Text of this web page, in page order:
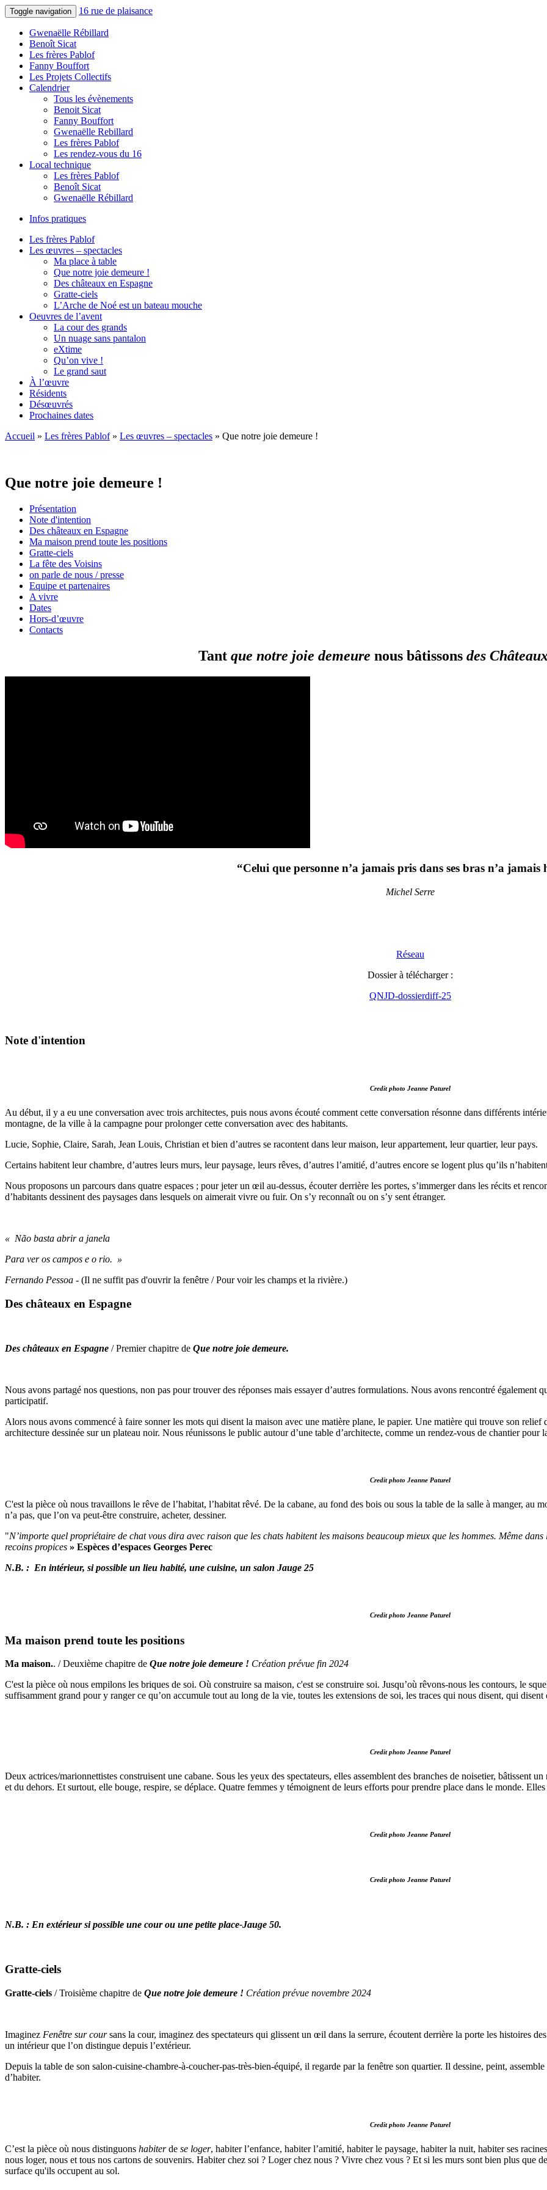
Toggle navigation 16 rue de plaisance
Gwenaëlle Rébillard
Benoît Sicat
Les frères Pablof
Fanny Bouffort
Les Projets Collectifs
Calendrier
Tous les évènements
Benoit Sicat
Fanny Bouffort
Gwenaëlle Rebillard
Les frères Pablof
Les rendez-vous du 16
Local technique
Les frères Pablof
Benoît Sicat
Gwenaëlle Rébillard
Infos pratiques
Les frères Pablof
Les œuvres – spectacles
Ma place à table
Que notre joie demeure !
Des châteaux en Espagne
Gratte-ciels
L’Arche de Noé est un bateau mouche
Oeuvres de l’avent
La cour des grands
Un nuage sans pantalon
eXtime
Qu’on vive !
Le grand saut
À l’œuvre
Résidents
Désœuvrés
Prochaines dates
Accueil » Les frères Pablof» Les œuvres – spectacles » Que notre joie demeure !
Que notre joie demeure !
Présentation
Note d'intention
Des châteaux en Espagne
Ma maison prend toute les positions
Gratte-ciels
La fête des Voisins
on parle de nous / presse
Equipe et partenaires
A vivre
Dates
Hors-d’œuvre
Contacts
Tant que notre joie demeure nous bâtissons des
“Celui que personne n’a jamais pris dans ses bras n’a jamais
Michel Serre
Réseau
Dos­sier à télé­char­ger :
QNJD-dos­sier­diff-25
Note d'intention
Credit photo Jeanne Paturel
Au début, il y a eu une conversation avec trois architectes, puis nous avons écouté comment cette conversation résonne dans différents
montagne, de la ville à la campagne pour prolonger cette conversation avec des habitants.
Lucie, Sophie, Claire, Sarah, Jean Louis, Christian et bien d’autres se racontent dans leur maison, leur appartement, leur quartier, leur pays.
Certains habitent leur chambre, d’autres leurs murs, leur paysage, leurs rêves, d’autres l’amitié, d’autres encore se logent plus qu’ils
Nous proposons un parcours dans quatre espaces ; pour jeter un œil au-dessus, écouter derrière les portes, s’immerger dans les récits et
d’habitants dessinent des paysages dans lesquels on aimerait vivre ou fuir. On s’y reconnaît ou on s’y sent étranger.
« Não basta abrir a janela
Para ver os campos e o rio. »
Fernando Pessoa - (Il ne suffit pas d'ouvrir la fenêtre / Pour voir les champs et la rivière.)
Des châteaux en Espagne
Des châteaux en Espagne / Premier chapitre de Que notre joie demeure.
Nous avons partagé nos questions, non pas pour trouver des réponses mais essayer d’autres formulations. Nous avons rencontré également
participatif.
Alors nous avons commencé à faire sonner les mots qui disent la maison avec une matière plane, le papier. Une matière qui trouve son
architecture dessinée sur un plateau noir. Nous réunissons le public autour d’une table d’architecte, comme un rendez-vous de chantier pour
Credit photo Jeanne Paturel
C'est la pièce où nous travaillons le rêve de l’habitat, l’habitat rêvé. De la cabane, au fond des bois ou sous la table de la salle à manger,
n’a pas, que l’on va peut-être construire, acheter, dessiner.
"N’importe quel propriétaire de chat vous dira avec raison que les chats habitent les maisons beaucoup mieux que les hommes. Même
recoins propices » Espèces d’espaces Georges Perec
N.B. : En intérieur, si possible un lieu habité, une cuisine, un salon Jauge 25
Credit photo Jeanne Paturel
Ma maison prend toute les positions
Ma maison.. / Deuxième chapitre de Que notre joie demeure ! Création prévue fin 2024
C'est la pièce où nous empilons les briques de soi. Où construire sa maison, c'est se construire soi. Jusqu’où rêvons-nous les contours, le
suffisamment grand pour y ranger ce qu’on accumule tout au long de la vie, toutes les extensions de soi, les traces qui nous disent, qui disent
Credit photo Jeanne Paturel
Deux actrices/marionnettistes construisent une cabane. Sous les yeux des spectateurs, elles assemblent des branches de noisetier, bâtissent
et du dehors. Et surtout, elle bouge, respire, se déplace. Quatre femmes y témoignent de leurs efforts pour prendre place dans le monde.
Credit photo Jeanne Paturel
Credit photo Jeanne Paturel
N.B. : En extérieur si possible une cour ou une petite place-Jauge 50.
Gratte-ciels
Gratte-ciels / Troisième chapitre de Que notre joie demeure ! Création prévue novembre 2024
Imaginez Fenêtre sur coursans la cour, imaginez des spectateurs qui glissent un œil dans la serrure, écoutent derrière la porte les histoires
un intérieur que l’on distingue depuis l’extérieur.
Depuis la table de son salon-cuisine-chambre-à-coucher-pas-très-bien-équipé, il regarde par la fenêtre son quartier. Il dessine, peint,
d’habiter.
Credit photo Jeanne Paturel
C’est la pièce où nous distinguons habiterde se loger, habiter l’enfance, habiter l’amitié, habiter le paysage, habiter la nuit, habiter ses
nous loger, nous et tous nos cartons de souvenirs. Habiter chez soi ? Loger chez nous ? Vivre chez vous ? Et si les murs sont bien plus que
surface qu'ils occupent au sol.